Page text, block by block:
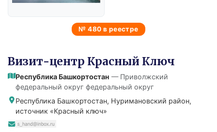
№ 480 в реестре
Визит-центр Красный Ключ
Республика Башкортостан — Приволжский
федеральный округ федеральный округ
Республика Башкортостан, Нуримановский район,
источник «Красный ключ»